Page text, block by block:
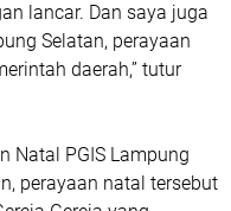
lancar. Dan saya juga
Selatan, perayaan
daerah,” tutur
Natal PGIS Lampung
perayaan natal tersebut